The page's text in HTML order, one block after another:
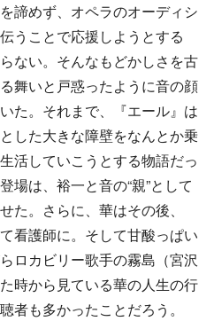
諦めず、オペラのオーディシ
うことで応援しようとする
ない。そんなもどかしさを古
舞いと戸惑ったように音の顔
た。それまで、『エール』は
した大きな障壁をなんとか乗
活していこうとする物語だっ
場は、裕一と音の“親”として
た。さらに、華はその後、
看護師に。そして甘酸っぱい
ロカビリー歌手の霧島（宮沢
時から見ている華の人生の行
者も多かったことだろう。